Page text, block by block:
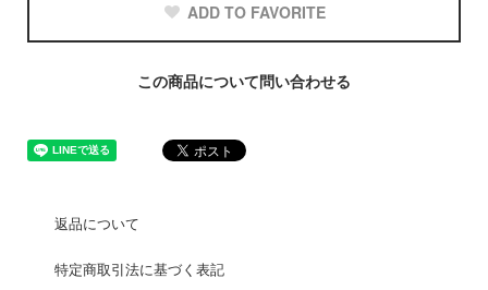
ADD TO FAVORITE
この商品について問い合わせる
返品について
特定商取引法に基づく表記